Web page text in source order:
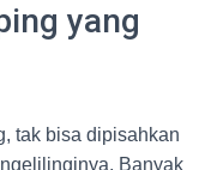
yang
tak bisa dipisahkan
Banyak